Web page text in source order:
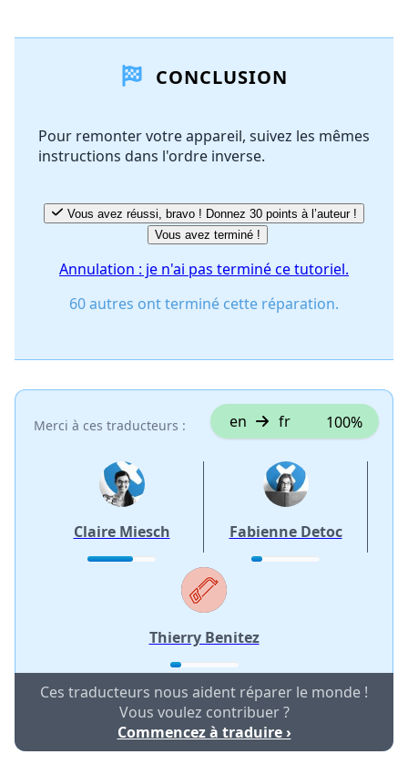
Ajouter un commentaire
Annuler Publier un commentaire
CONCLUSION
Pour remonter votre appareil, suivez les mêmes
instructions dans l'ordre inverse.
Vous avez réussi, bravo ! Donnez 30 points à l’auteur !
Vous avez terminé !
Annulation : je n'ai pas terminé ce tutoriel.
60 autres ont terminé cette réparation.
Merci à ces traducteurs : en fr 100%
Claire Miesch Fabienne Detoc
Thierry Benitez
Ces traducteurs nous aident réparer le monde !
Vous voulez contribuer ?
Commencez à traduire ›